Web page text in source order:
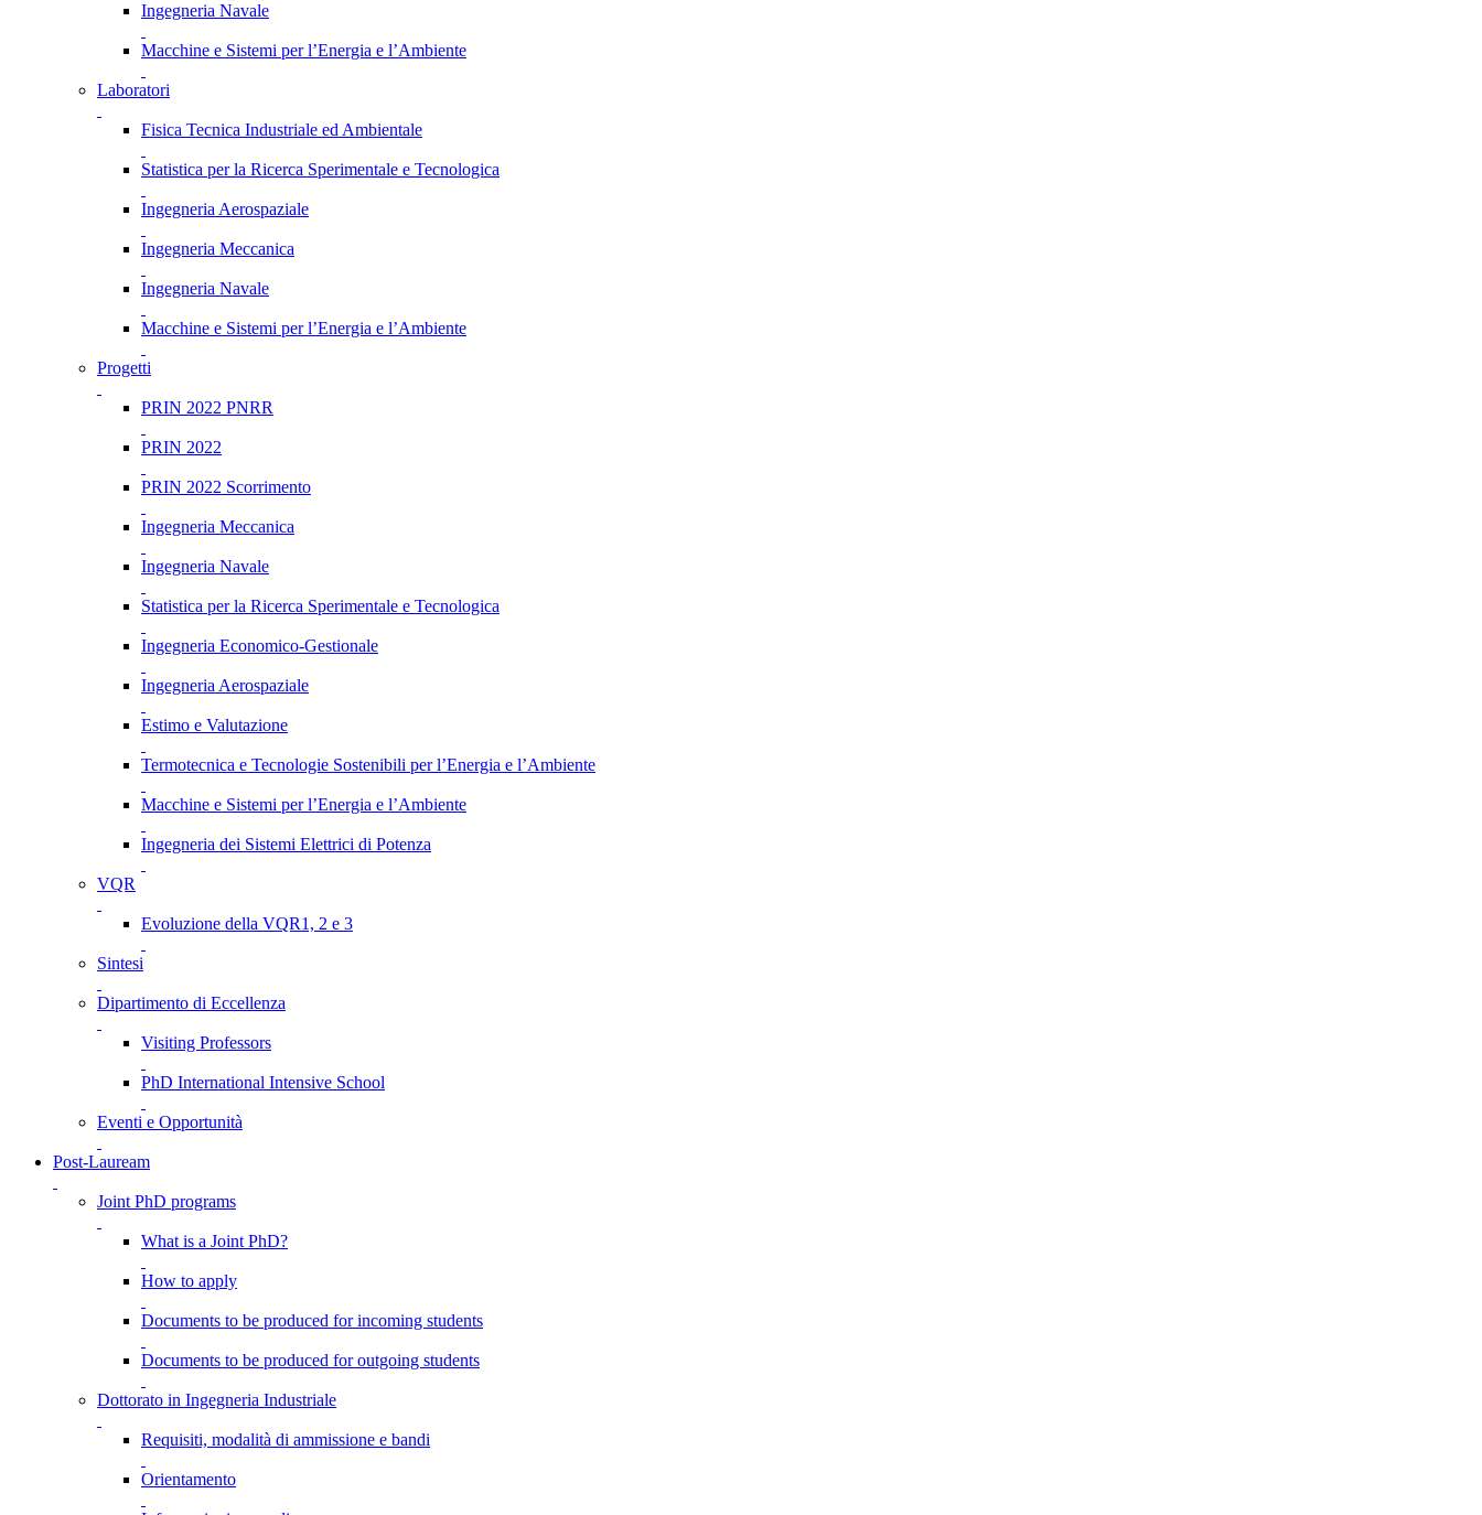
Ingegneria Navale
Macchine e Sistemi per l’Energia e l’Ambiente
Laboratori
Fisica Tecnica Industriale ed Ambientale
Statistica per la Ricerca Sperimentale e Tecnologica
Ingegneria Aerospaziale
Ingegneria Meccanica
Ingegneria Navale
Macchine e Sistemi per l’Energia e l’Ambiente
Progetti
PRIN 2022 PNRR
PRIN 2022
PRIN 2022 Scorrimento
Ingegneria Meccanica
Ingegneria Navale
Statistica per la Ricerca Sperimentale e Tecnologica
Ingegneria Economico-Gestionale
Ingegneria Aerospaziale
Estimo e Valutazione
Termotecnica e Tecnologie Sostenibili per l’Energia e l’Ambiente
Macchine e Sistemi per l’Energia e l’Ambiente
Ingegneria dei Sistemi Elettrici di Potenza
VQR
Evoluzione della VQR1, 2 e 3
Sintesi
Dipartimento di Eccellenza
Visiting Professors
PhD International Intensive School
Eventi e Opportunità
Post-Lauream
Joint PhD programs
What is a Joint PhD?
How to apply
Documents to be produced for incoming students
Documents to be produced for outgoing students
Dottorato in Ingegneria Industriale
Requisiti, modalità di ammissione e bandi
Orientamento